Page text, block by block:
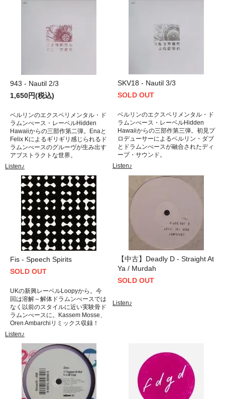
943 - Nautil 2/3
1,650円(税込)
ベルリンのエクスペリメンタル・ド
ラムンべース・レーベルHidden
Hawaiiからの三部作第二弾。Enaと
Felix Kによるギリギリ感じられるド
ラムンべースのグルーヴが生み出す
アブストラクトな世界。
Listen♪
SKV18 - Nautil 3/3
SOLD OUT
ベルリンのエクスペリメンタル・ド
ラムンべース・レーベルHidden
Hawaiiからの三部作第三弾。初見プ
ロデューサーによるベルリン・ダブ
とドラムンべースが融合されたディ
ープ・サウンド。
Listen♪
Fis - Speech Spirits
SOLD OUT
UKの新興レーベルLoopyから。今
回は溶解～解体ドラムンべースでは
なく以前のスタイルに近い実験骨ド
ラムンべースに。Kassem Mosse、
Oren Ambarchiリミックス収録！
Listen♪
【中古】Deadly D - Straight At
Ya / Murdah
SOLD OUT
Listen♪